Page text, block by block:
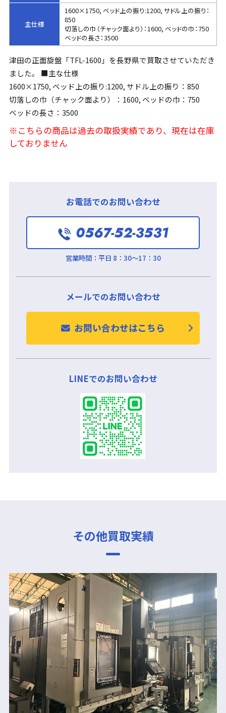
主仕様
1600×1750, ベッド上の振り:1200, サドル上の振り：
850
切落しの巾（チャック面より）：1600, ベッドの巾：750
ベッドの長さ：3500
津田の正面旋盤「TFL-1600」を長野県で買取させていただき
ました。 ■主な仕様
1600×1750, ベッド上の振り:1200, サドル上の振り：850
切落しの巾（チャック面より）：1600, ベッドの巾：750
ベッドの長さ：3500
※こちらの商品は過去の取扱実績であり、現在は在庫
しておりません
お電話でのお問い合わせ
0567-52-3531
営業時間： 平日 8：30～17：30
メールでのお問い合わせ
お問い合わせはこちら
LINEでのお問い合わせ
その他買取実績